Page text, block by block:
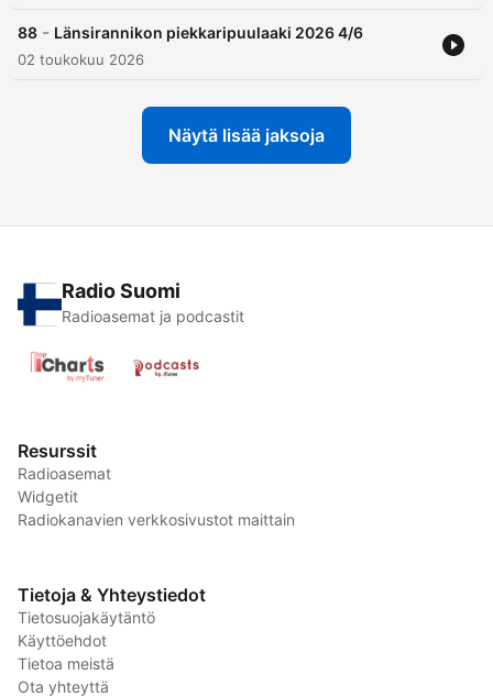
88 - Länsirannikon piekkaripuulaaki 2026 4/6
02 toukokuu 2026
Näytä lisää jaksoja
Radio Suomi
Radioasemat ja podcastit
Resurssit
Radioasemat
Widgetit
Radiokanavien verkkosivustot maittain
Tietoja & Yhteystiedot
Tietosuojakäytäntö
Käyttöehdot
Tietoa meistä
Ota yhteyttä